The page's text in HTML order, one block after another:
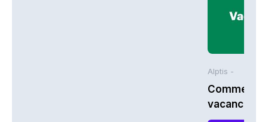
Alptis -
Comment
vacances à